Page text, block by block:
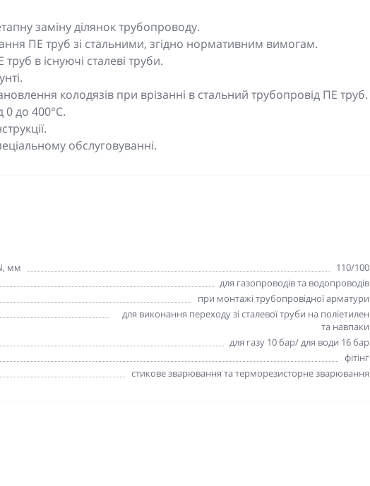
заміну ділянок трубопроводу.
ПЕ труб зі стальними, згідно нормативним вимогам.
в існуючі сталеві труби.
колодязів при врізанні в стальний трубопровід ПЕ труб.
0 до 400°C.
обслуговуванні.
мм
110/100
для газопроводів та водопроводів
при монтажі трубопровідної арматури
для виконання переходу зі сталевої труби на поліетилен
та навпаки
для газу 10 бар/ для води 16 бар
фітінг
стикове зварювання та терморезисторне зварювання